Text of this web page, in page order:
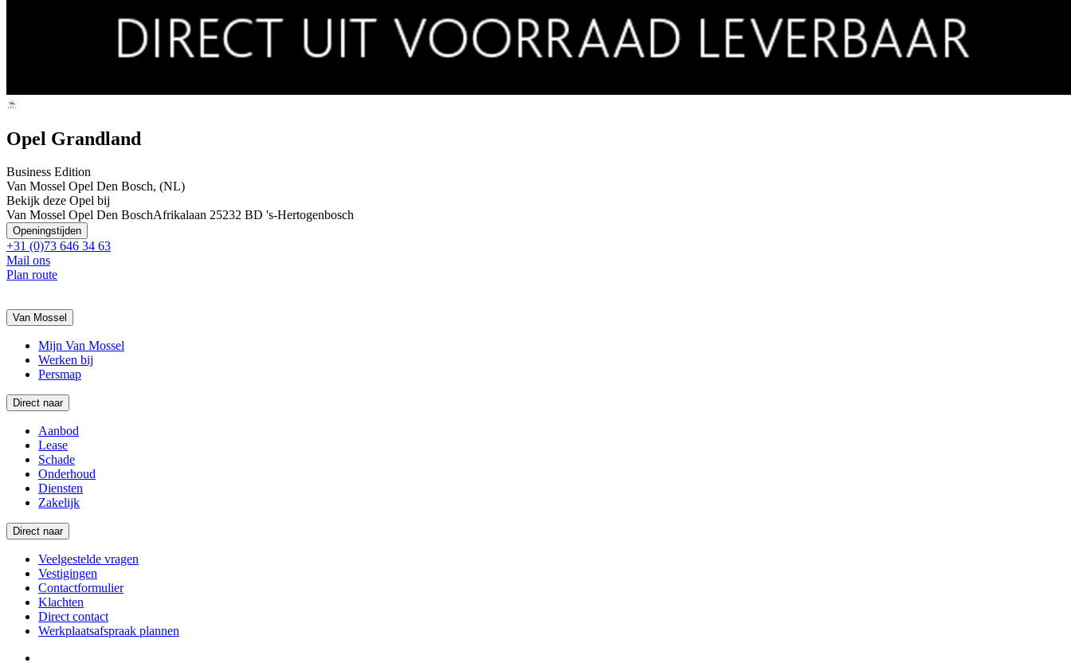
Opel Grandland
Business Edition
Van Mossel Opel Den Bosch, (NL)
Bekijk deze Opel bij
Van Mossel Opel Den BoschAfrikalaan 25232 BD 's-Hertogenbosch
Openingstijden
+31 (0)73 646 34 63
Mail ons
Plan route
Van Mossel
Mijn Van Mossel
Werken bij
Persmap
Direct naar
Aanbod
Lease
Schade
Onderhoud
Diensten
Zakelijk
Direct naar
Veelgestelde vragen
Vestigingen
Contactformulier
Klachten
Direct contact
Werkplaatsafspraak plannen